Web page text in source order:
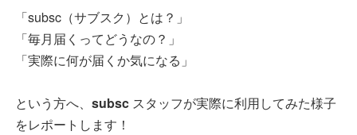
「subsc（サブスク）とは？」
「毎月届くってどうなの？」
「実際に何が届くか気になる」
という方へ、 subsc スタッフが実際に利用してみた様子
をレポートします！